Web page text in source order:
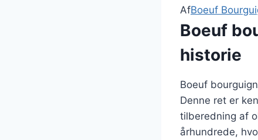
AfBoeuf
Boeuf
historie
Boeuf
Denne ret er
tilberedning af
århundrede,